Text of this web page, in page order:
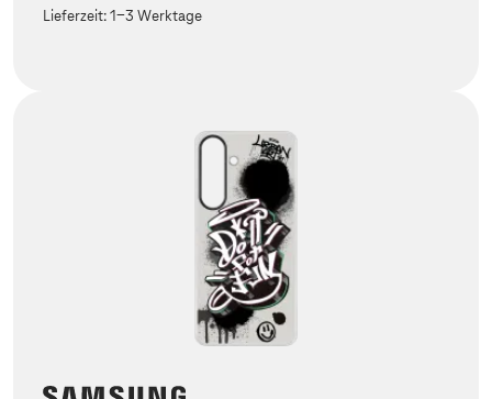
Lieferzeit:1-3 Werktage